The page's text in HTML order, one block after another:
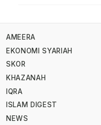
AMEERA
EKONOMI SYARIAH
SKOR
KHAZANAH
IQRA
ISLAM DIGEST
NEWS